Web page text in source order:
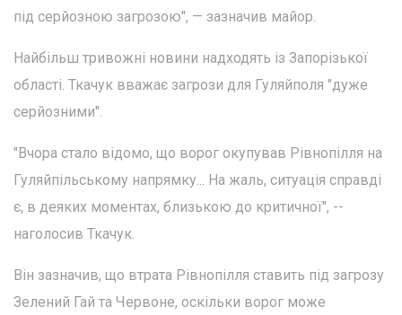
під серйозною загрозою", — зазначив майор.
Найбільш тривожні новини надходять із Запорізької
області. Ткачук вважає загрози для Гуляйполя "дуже
серйозними".
"Вчора стало відомо, що ворог окупував Рівнопілля на
Гуляйпільському напрямку... На жаль, ситуація справді
є, в деяких моментах, близькою до критичної", --
наголосив Ткачук.
Він зазначив, що втрата Рівнопілля ставить під загрозу
Зелений Гай та Червоне, оскільки ворог може